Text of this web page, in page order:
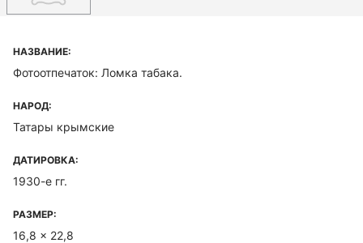
НАЗВАНИЕ:
Фотоотпечаток: Ломка табака.
НАРОД:
Татары крымские
ДАТИРОВКА:
1930-е гг.
РАЗМЕР:
16,8 x 22,8